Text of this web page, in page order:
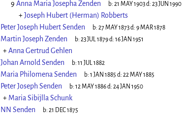
9 Anna Maria Josepha Zenden b: 21 MAY 1903d: 23 JUN 1990
+Joseph Hubert (Herman) Robberts
Peter Joseph Hubert Senden b: 27 MAY 1873d: 9 MAR 1878
Martin Joseph Zenden b: 23 JUL 1879d: 16 JAN 1951
+Anna Gertrud Gehlen
Johan Arnold Senden b: 11 JUL 1882
Maria Philomena Senden b: 1 JAN 1885 d: 22 MAY 1885
Peter Joseph Senden b: 12 MAY 1886d: 24 JAN 1950
+ Maria Sibijlla Schunk
NN Senden b: 21 DEC 1875